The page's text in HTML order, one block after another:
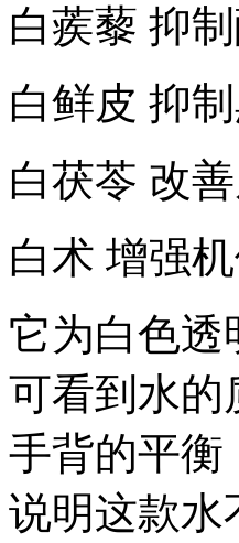
白蒺藜 抑
白鲜皮 抑
白茯苓 改
白术 增强
它为白色透
可看到水的
手背的平衡
说明这款水